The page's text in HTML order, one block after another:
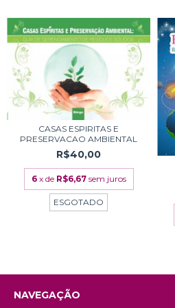
CASAS ESPIRITAS E
PRESERVACAO AMBIENTAL
R$40,00
6 x de R$6,67 sem juros
ESGOTADO
NAVEGAÇÃO